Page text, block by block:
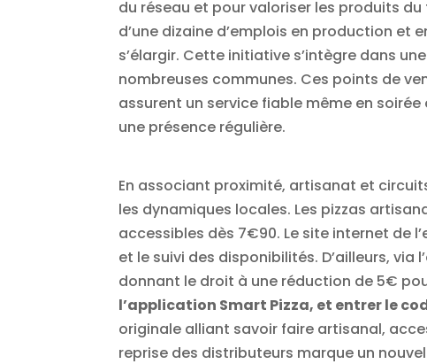
du réseau et pour valoriser les produits
d’une dizaine d’emplois en production et
s’élargir. Cette initiative s’intègre dans
nombreuses communes. Ces points de
assurent un service fiable même en
une présence régulière.
En associant proximité, artisanat et
les dynamiques locales. Les pizzas
accessibles dès 7€90. Le site internet de
et le suivi des disponibilités. D’ailleurs,
donnant le droit à une réduction de 5€
l’application Smart Pizza, et entrer le
originale alliant savoir faire artisanal,
reprise des distributeurs marque un